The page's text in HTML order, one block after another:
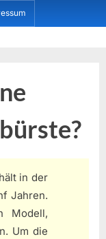
hält in der
Jahren.
Modell,
Um die